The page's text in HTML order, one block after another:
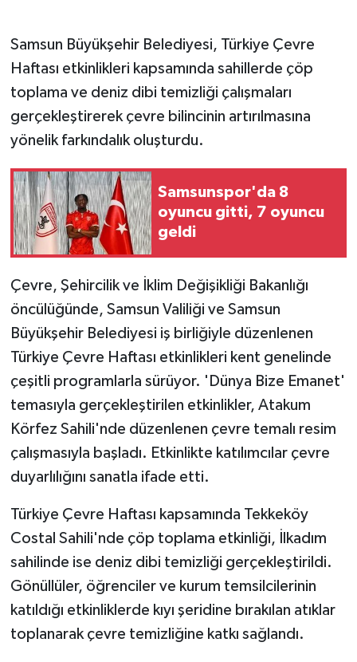
Samsun Büyükşehir Belediyesi, Türkiye Çevre
Haftası etkinlikleri kapsamında sahillerde çöp
toplama ve deniz dibi temizliği çalışmaları
gerçekleştirerek çevre bilincinin artırılmasına
yönelik farkındalık oluşturdu.
Samsunspor'da 8
oyuncu gitti, 7 oyuncu
geldi
Çevre, Şehircilik ve İklim Değişikliği Bakanlığı
öncülüğünde, Samsun Valiliği ve Samsun
Büyükşehir Belediyesi iş birliğiyle düzenlenen
Türkiye Çevre Haftası etkinlikleri kent genelinde
çeşitli programlarla sürüyor. 'Dünya Bize Emanet'
temasıyla gerçekleştirilen etkinlikler, Atakum
Körfez Sahili'nde düzenlenen çevre temalı resim
çalışmasıyla başladı. Etkinlikte katılımcılar çevre
duyarlılığını sanatla ifade etti.
Türkiye Çevre Haftası kapsamında Tekkeköy
Costal Sahili'nde çöp toplama etkinliği, İlkadım
sahilinde ise deniz dibi temizliği gerçekleştirildi.
Gönüllüler, öğrenciler ve kurum temsilcilerinin
katıldığı etkinliklerde kıyı şeridine bırakılan atıklar
toplanarak çevre temizliğine katkı sağlandı.